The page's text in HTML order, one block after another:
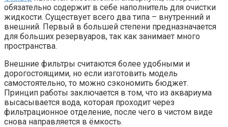
обязательно содержит в себе наполнитель для очистки
жидкости. Существует всего два типа – внутренний и
внешний. Первый в большей степени предназначается
для больших резервуаров, так как занимает много
пространства.
Внешние фильтры считаются более удобными и
дорогостоящими, но если изготовить модель
самостоятельно, то можно сэкономить бюджет.
Принцип работы заключается в том, что из аквариума
высасывается вода, которая проходит через
фильтрационное отделение, после чего в чистом виде
снова направляется в ёмкость.